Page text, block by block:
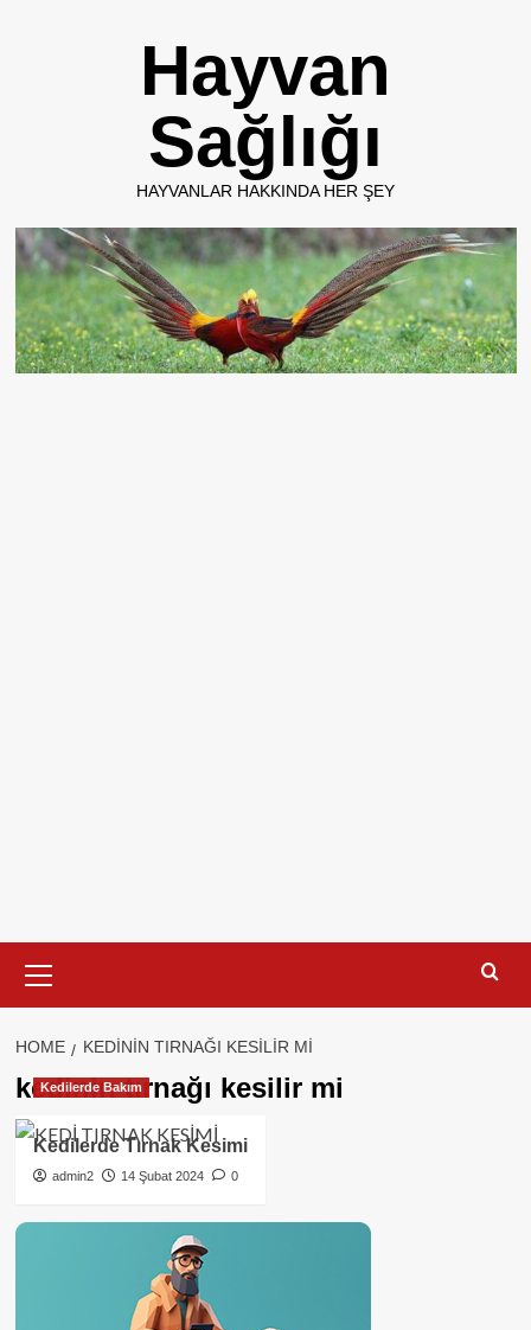
Hayvan
Sağlığı
HAYVANLAR HAKKINDA HER ŞEY
Menu
HOME KEDININ TIRNAĞI KESILIR MI
kedinin tırnağı kesilir mi
Kedilerde Bakım
Kedilerde Tırnak Kesimi
admin2 14 Şubat 2024 0